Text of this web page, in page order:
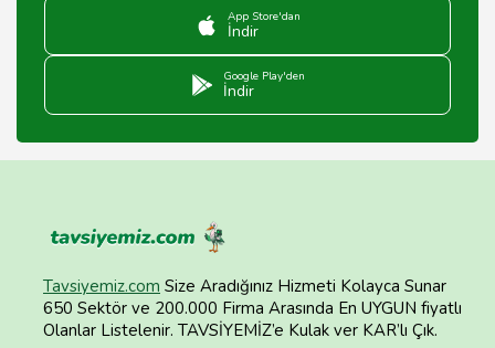
App Store'dan
İndir
Google Play'den
İndir
Tavsiyemiz.com Size Aradığınız Hizmeti Kolayca Sunar
650 Sektör ve 200.000 Firma Arasında En UYGUN fiyatlı
Olanlar Listelenir. TAVSİYEMİZ’e Kulak ver KAR’lı Çık.